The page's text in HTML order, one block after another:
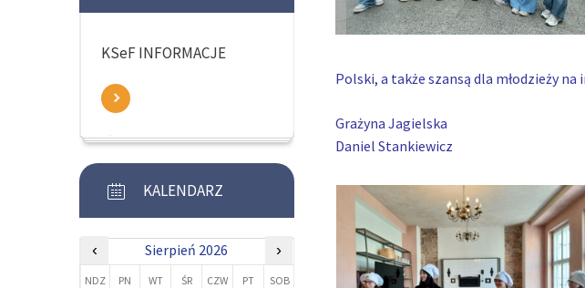
Polski, a także szansą dla młodzieży
Grażyna Jagielska
Daniel Stankiewicz
KSeF INFORMACJE
KALENDARZ
‹ Sierpień 2026 ›
NDZ PN WT ŚR CZW PT SOB